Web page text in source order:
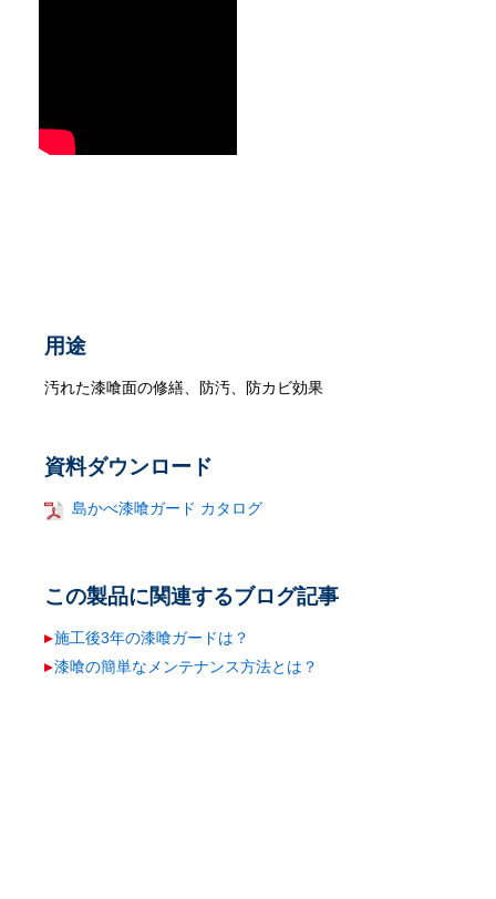
用途
汚れた漆喰面の修繕、防汚、防カビ効果
資料ダウンロード
島かべ漆喰ガード カタログ
この製品に関連するブログ記事
施工後3年の漆喰ガードは？
漆喰の簡単なメンテナンス方法とは？